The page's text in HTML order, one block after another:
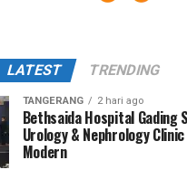
LATEST TRENDING
TANGERANG 2 hari ago
Bethsaida Hospital Gading
Urology & Nephrology
Modern